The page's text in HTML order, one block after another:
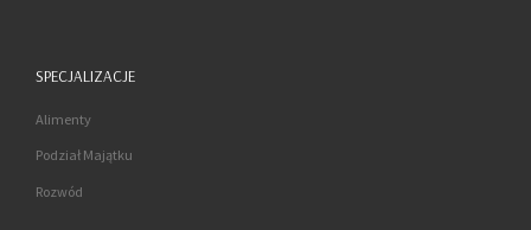
SPECJALIZACJE
Alimenty
Podział Majątku
Rozwód